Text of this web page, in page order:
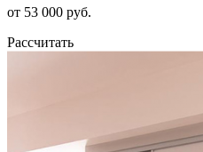
от 53 000 руб.
Рассчитать